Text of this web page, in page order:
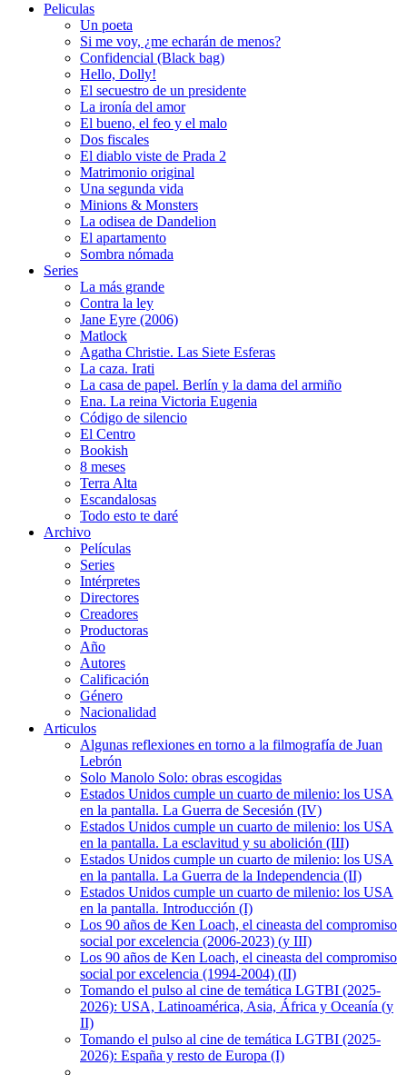
Peliculas
Un poeta
Si me voy, ¿me echarán de menos?
Confidencial (Black bag)
Hello, Dolly!
El secuestro de un presidente
La ironía del amor
El bueno, el feo y el malo
Dos fiscales
El diablo viste de Prada 2
Matrimonio original
Una segunda vida
Minions & Monsters
La odisea de Dandelion
El apartamento
Sombra nómada
Series
La más grande
Contra la ley
Jane Eyre (2006)
Matlock
Agatha Christie. Las Siete Esferas
La caza. Irati
La casa de papel. Berlín y la dama del armiño
Ena. La reina Victoria Eugenia
Código de silencio
El Centro
Bookish
8 meses
Terra Alta
Escandalosas
Todo esto te daré
Archivo
Películas
Series
Intérpretes
Directores
Creadores
Productoras
Año
Autores
Calificación
Género
Nacionalidad
Articulos
Algunas reflexiones en torno a la filmografía de Juan
Lebrón
Solo Manolo Solo: obras escogidas
Estados Unidos cumple un cuarto de milenio: los USA
en la pantalla. La Guerra de Secesión (IV)
Estados Unidos cumple un cuarto de milenio: los USA
en la pantalla. La esclavitud y su abolición (III)
Estados Unidos cumple un cuarto de milenio: los USA
en la pantalla. La Guerra de la Independencia (II)
Estados Unidos cumple un cuarto de milenio: los USA
en la pantalla. Introducción (I)
Los 90 años de Ken Loach, el cineasta del compromiso
social por excelencia (2006-2023) (y III)
Los 90 años de Ken Loach, el cineasta del compromiso
social por excelencia (1994-2004) (II)
Tomando el pulso al cine de temática LGTBI (2025-
2026): USA, Latinoamérica, Asia, África y Oceanía (y
II)
Tomando el pulso al cine de temática LGTBI (2025-
2026): España y resto de Europa (I)